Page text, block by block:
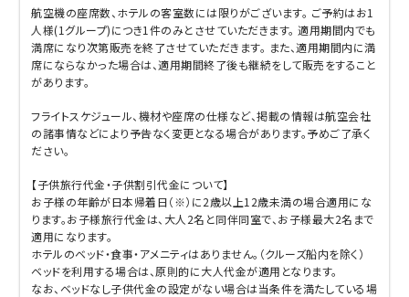
航空機の座席数、ホテルの客室数には限りがございます。 ご予約はお1
人様(1グループ)につき1件のみとさせていただきます。 適用期間内でも
満席になり次第販売を終了させていただきます。 また、適用期間内に満
席にならなかった場合は、適用期間終了後も継続をして販売をすること
があります。
フライトスケジュール、機材や座席の仕様など、掲載の情報は航空会社
の諸事情などにより予告なく変更となる場合があります。予めご了承く
ださい。
【子供旅行代金・子供割引代金について】
お子様の年齢が日本帰着日（※）に2歳以上12歳未満の場合適用にな
ります。お子様旅行代金は、大人2名と同伴同室で、お子様最大2名まで
適用になります。
ホテルのベッド・食事・アメニティはありません。（クルーズ船内を除く）
ベッドを利用する場合は、原則的に大人代金が適用となります。
なお、ベッドなし子供代金の設定がない場合は当条件を満たしている場